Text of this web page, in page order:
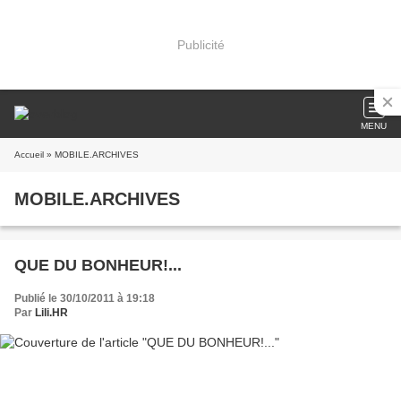
Publicité
MENU
Accueil » MOBILE.ARCHIVES
MOBILE.ARCHIVES
QUE DU BONHEUR!...
Publié le 30/10/2011 à 19:18
Par Lili.HR